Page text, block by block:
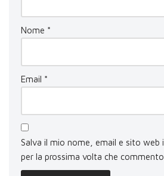
Nome *
Email *
Salva il mio nome, email e sito web
per la prossima volta che commento.